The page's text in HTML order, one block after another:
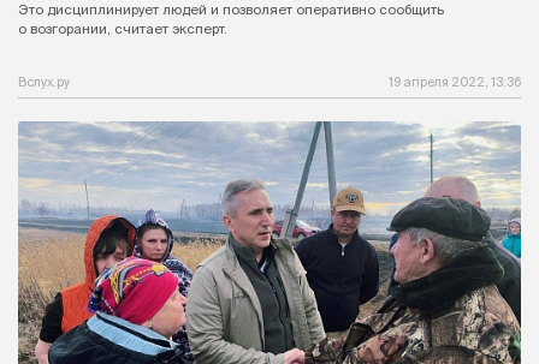
Это дисциплинирует людей и позволяет оперативно сообщить
о возгорании, считает эксперт.
Вслух.ру 19 апреля 2022, 13:36